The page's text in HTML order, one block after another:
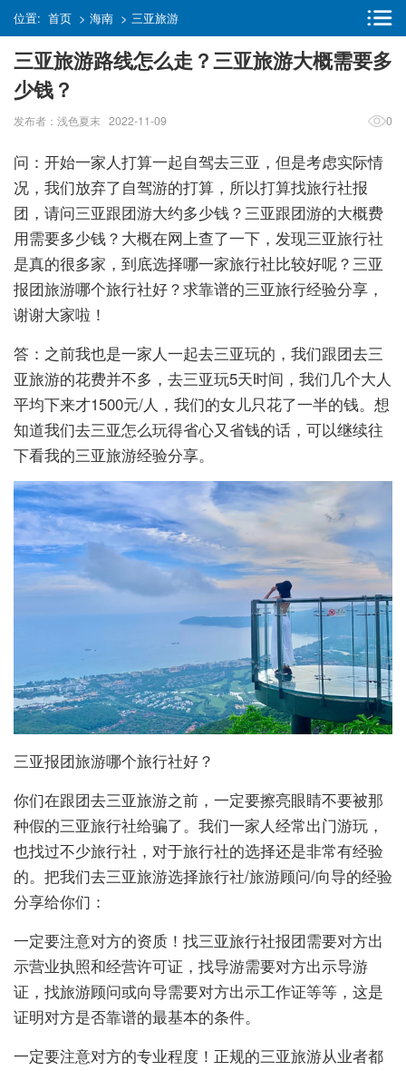
位置: 首页 > 海南 > 三亚旅游
三亚旅游路线怎么走？三亚旅游大概需要多
少钱？
发布者：浅色夏末 2022-11-09 0
问：开始一家人打算一起自驾去三亚，但是考虑实际情
况，我们放弃了自驾游的打算，所以打算找旅行社报
团，请问三亚跟团游大约多少钱？三亚跟团游的大概费
用需要多少钱？大概在网上查了一下，发现三亚旅行社
是真的很多家，到底选择哪一家旅行社比较好呢？三亚
报团旅游哪个旅行社好？求靠谱的三亚旅行经验分享，
谢谢大家啦！
答：之前我也是一家人一起去三亚玩的，我们跟团去三
亚旅游的花费并不多，去三亚玩5天时间，我们几个大人
平均下来才1500元/人，我们的女儿只花了一半的钱。想
知道我们去三亚怎么玩得省心又省钱的话，可以继续往
下看我的三亚旅游经验分享。
三亚报团旅游哪个旅行社好？
你们在跟团去三亚旅游之前，一定要擦亮眼睛不要被那
种假的三亚旅行社给骗了。我们一家人经常出门游玩，
也找过不少旅行社，对于旅行社的选择还是非常有经验
的。把我们去三亚旅游选择旅行社/旅游顾问/向导的经验
分享给你们：
一定要注意对方的资质！找三亚旅行社报团需要对方出
示营业执照和经营许可证，找导游需要对方出示导游
证，找旅游顾问或向导需要对方出示工作证等等，这是
证明对方是否靠谱的最基本的条件。
一定要注意对方的专业程度！正规的三亚旅游从业者都